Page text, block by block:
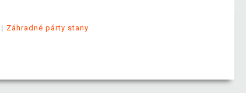
Záhradné párty stany